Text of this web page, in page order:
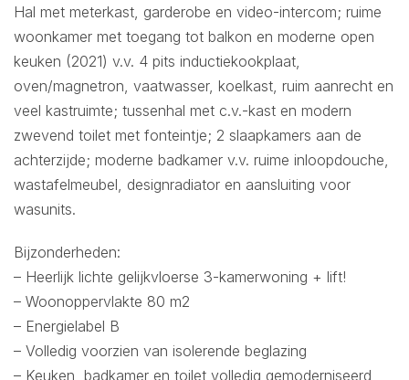
Hal met meterkast, garderobe en video-intercom; ruime
woonkamer met toegang tot balkon en moderne open
keuken (2021) v.v. 4 pits inductiekookplaat,
oven/magnetron, vaatwasser, koelkast, ruim aanrecht en
veel kastruimte; tussenhal met c.v.-kast en modern
zwevend toilet met fonteintje; 2 slaapkamers aan de
achterzijde; moderne badkamer v.v. ruime inloopdouche,
wastafelmeubel, designradiator en aansluiting voor
wasunits.
Bijzonderheden:
– Heerlijk lichte gelijkvloerse 3-kamerwoning + lift!
– Woonoppervlakte 80 m2
– Energielabel B
– Volledig voorzien van isolerende beglazing
– Keuken, badkamer en toilet volledig gemoderniseerd